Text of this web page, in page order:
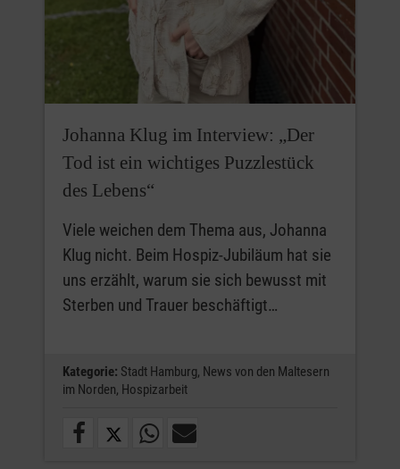
Johanna Klug im Interview: „Der
Tod ist ein wichtiges Puzzlestück
des Lebens“
Viele weichen dem Thema aus, Johanna
Klug nicht. Beim Hospiz-Jubiläum hat sie
uns erzählt, warum sie sich bewusst mit
Sterben und Trauer beschäftigt…
Kategorie: Stadt Hamburg, News von den Maltesern
im Norden, Hospizarbeit